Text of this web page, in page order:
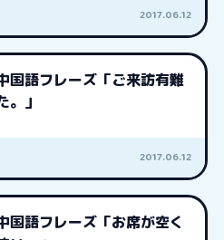
2017.06.12
国語フレーズ「ご来訪有難
。」
2017.06.12
国語フレーズ「お席が空く